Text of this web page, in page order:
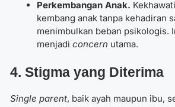
Perkembangan Anak.
kembang anak tanpa kehadiran
menimbulkan beban psikologis.
menjadi concern utama.
4. Stigma yang Diterima
Single parent, baik ayah maupun ibu,